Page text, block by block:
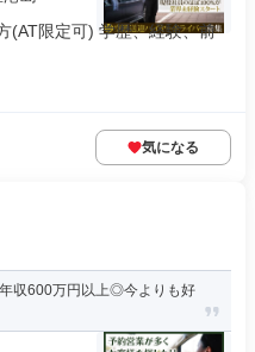
(AT限定可) 学歴、経験、前
気になる
収600万円以上◎今よりも好